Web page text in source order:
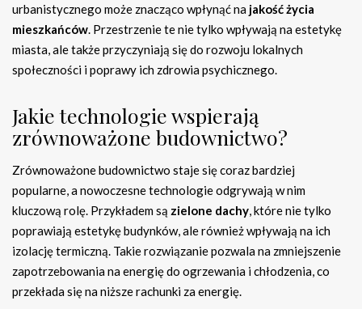
urbanistycznego może znacząco wpłynąć na jakość życia
mieszkańców. Przestrzenie te nie tylko wpływają na estetykę
miasta, ale także przyczyniają się do rozwoju lokalnych
społeczności i poprawy ich zdrowia psychicznego.
Jakie technologie wspierają
zrównoważone budownictwo?
Zrównoważone budownictwo staje się coraz bardziej
popularne, a nowoczesne technologie odgrywają w nim
kluczową rolę. Przykładem są zielone dachy, które nie tylko
poprawiają estetykę budynków, ale również wpływają na ich
izolację termiczną. Takie rozwiązanie pozwala na zmniejszenie
zapotrzebowania na energię do ogrzewania i chłodzenia, co
przekłada się na niższe rachunki za energię.